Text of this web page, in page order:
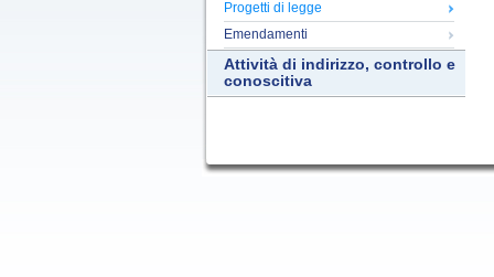
Progetti di legge
Emendamenti
Attività di indirizzo, controllo e
conoscitiva